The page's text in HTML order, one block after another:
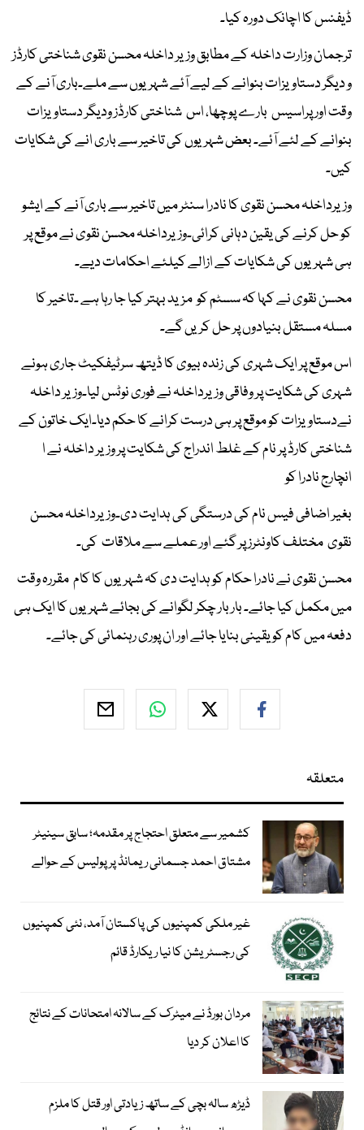
ڈیفنس کا اچانک دورہ کیا۔
ترجمان وزارت داخلہ کے مطابق وزیر داخلہ محسن نقوی شناختی کارڈز
و دیگر دستاویزات بنوانے کے لیے آئے شہریوں سے ملے۔باری آنے کے
وقت اور پراسیس بارے پوچھا، اس شناختی کارڈز ودیگر دستاویزات
بنوانے کے لئے آئے۔ بعض شہریوں کی تاخیر سے باری انے کی شکایات
کیں۔
وزیرداخلہ محسن نقوی کا نادرا سنٹر میں تاخیر سے باری آنے کے ایشو
کو حل کرنے کی یقین دہانی کرائی۔وزیرداخلہ محسن نقوی نے موقع پر
ہی شہریوں کی شکایات کے ازالے کیلئے احکامات دیے۔
محسن نقوی نے کہا کہ سسٹم کو مزید بہتر کیا جا رہا ہے ۔تاخیر کا
مسلہ مستقل بنیادوں پر حل کریں گے۔
اس موقع پر ایک شہری کی زندہ بیوی کا ڈیتھ سرٹیفکیٹ جاری ہونے
شہری کی شکایت پر وفاقی وزیرداخلہ نے فوری نوٹس لیا۔وزیر داخلہ
نےدستاویزات کو موقع پر ہی درست کرانے کا حکم دیا۔ایک خاتون کے
شناختی کارڈ پر نام کے غلط اندراج کی شکایت پر وزیر داخلہ نے ا
انچارج نادرا کو
بغیر اضافی فیس نام کی درستگی کی ہدایت دی۔وزیرداخلہ محسن
نقوی مختلف کاونٹرز پر گئے اور عملے سے ملاقات کی۔
محسن نقوی نے نادرا حکام کو ہدایت دی کہ شہریوں کا کام مقررہ وقت
میں مکمل کیا جائے۔ بار بار چکر لگوانے کی بجائے شہریوں کا ایک ہی
دفعہ میں کام کو یقینی بنایا جائے اور ان پوری رہنمائی کی جائے۔
متعلقہ
کشمیر سے متعلق احتجاج پر مقدمہ؛ سابق سینیٹر
مشتاق احمد جسمانی ریمانڈ پر پولیس کے حوالے
غیر ملکی کمپنیوں کی پاکستان آمد، نئی کمپنیوں
کی رجسٹریشن کا نیا ریکارڈ قائم
مردان بورڈ نے میٹرک کے سالانہ امتحانات کے نتائج
کا اعلان کر دیا
ڈیڑھ سالہ بچی کے ساتھ زیادتی اور قتل کا ملزم